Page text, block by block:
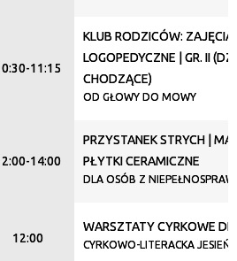
11:15
KLUB RODZICÓW: ZAJĘCIA
LOGOPEDYCZNE | GR. II
CHODZĄCE)
OD GŁOWY DO MOWY
14:00
PRZYSTANEK STRYCH |
PŁYTKI CERAMICZNE
DLA OSÓB Z
12:00
WARSZTATY CYRKOWE
CYRKOWO-LITERACKA JESIEŃ